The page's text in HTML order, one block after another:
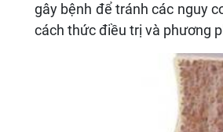
gây bệnh để tránh các nguy
cách thức điều trị và phương